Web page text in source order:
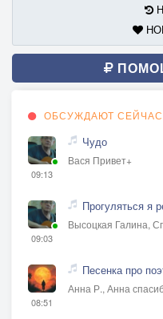
ОБСУЖДАЮТ СЕЙЧАС
09:13
Чудо
Вася Привет+
09:03
Прогуляться я
Высоцкая Галина,
08:51
Песенка про
Анна Р., Анна